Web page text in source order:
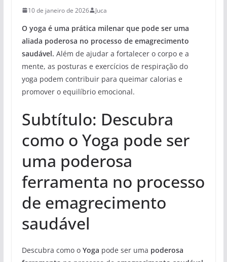
10 de janeiro de 2026 Juca
O yoga é uma prática milenar que pode ser uma
aliada poderosa no processo de emagrecimento
saudável. Além de ajudar a fortalecer o corpo e a
mente, as posturas e exercícios de respiração do
yoga podem contribuir para queimar calorias e
promover o equilíbrio emocional.
Subtítulo: Descubra
como o Yoga pode ser
uma poderosa
ferramenta no processo
de emagrecimento
saudável
Descubra como o Yoga pode ser uma poderosa